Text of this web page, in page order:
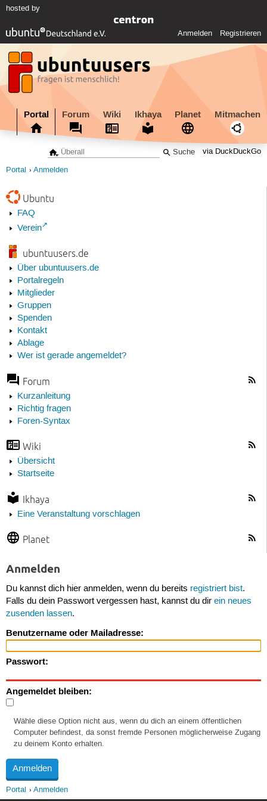
hosted by
Anmelden Registrieren
Portal Forum Wiki Ikhaya Planet Mitmachen
via DuckDuckGo
Portal Anmelden
Ubuntu
FAQ
Verein
ubuntuusers.de
Über ubuntuusers.de
Portalregeln
Mitglieder
Gruppen
Spenden
Kontakt
Ablage
Wer ist gerade angemeldet?
Forum
Kurzanleitung
Richtig fragen
Foren-Syntax
Wiki
Übersicht
Startseite
Ikhaya
Eine Veranstaltung vorschlagen
Planet
Anmelden
Du kannst dich hier anmelden, wenn du bereits registriert bist.
Falls du dein Passwort vergessen hast, kannst du dir ein neues
zusenden lassen.
Benutzername oder Mailadresse:
Passwort:
Angemeldet bleiben:
Wähle diese Option nicht aus, wenn du dich an einem öffentlichen
Computer befindest, da sonst fremde Personen möglicherweise Zugang
zu deinem Konto erhalten.
Portal Anmelden